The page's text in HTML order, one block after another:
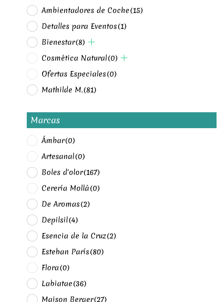
Ambientadores de Coche(15)
Detalles para Eventos(1)
Bienestar(8)
Cosmética Natural(0)
Ofertas Especiales(0)
Mathilde M.(81)
Marcas
Ámbar(0)
Artesanal(0)
Boles d'olor(167)
Cerería Mollá(0)
De Aromas(2)
Depilsil(4)
Esencia de la Cruz(2)
Esteban París(80)
Flora(0)
Labiatae(36)
Maison Berger(27)